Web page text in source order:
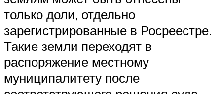
только доли, отдельно
зарегистрированные в Росреестре.
Такие земли переходят в
распоряжение местному
муниципалитету после